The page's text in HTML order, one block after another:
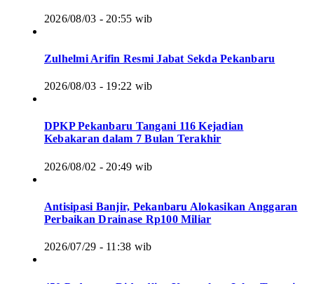
2026/08/03 - 20:55 wib
Zulhelmi Arifin Resmi Jabat Sekda Pekanbaru
2026/08/03 - 19:22 wib
DPKP Pekanbaru Tangani 116 Kejadian
Kebakaran dalam 7 Bulan Terakhir
2026/08/02 - 20:49 wib
Antisipasi Banjir, Pekanbaru Alokasikan Anggaran
Perbaikan Drainase Rp100 Miliar
2026/07/29 - 11:38 wib